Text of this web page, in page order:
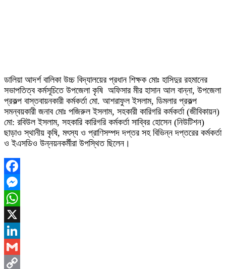
ডালিয়া আদর্শ বালিকা উচ্চ বিদ্যালয়ের প্রধান শিক্ষক মোঃ হাসিদুর রহমানের
সভাপতিত্ব কর্মসূচিতে উপজেলা কৃষি অফিসার মীর হাসান আল বান্না, উপজেলা
প্রকল্প বাস্তবায়নকারী কর্মকর্তা মো. আশরাফুল ইসলাম, ডিমলার প্রকল্প
সমন্বয়কারী জনাব মোঃ পজিরুল ইসলাম, সহকারী কারিগরি কর্মকর্তা (জীবিকায়ন)
মো: রবিউল ইসলাম, সহকারি কারিগরি কর্মকর্তা সাব্বির হোসেন (নিউটিশন)
ছাড়াও স্থানীয় কৃষি, মৎস্য ও প্রাণিসম্পদ দপ্তর সহ বিভিন্ন দপ্তরের কর্মকর্তা
ও ইএসডিও উন্নয়নকর্মীরা উপস্থিত ছিলেন।
Facebook
Messenger
WhatsApp
X
LinkedIn
Gmail